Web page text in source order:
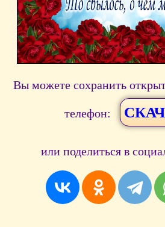
Вы можете сохранить
телефон:
или поделиться в